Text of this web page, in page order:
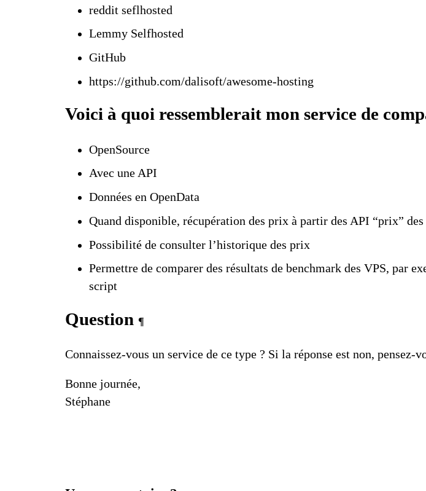
reddit seflhosted
Lemmy Selfhosted
GitHub
https://github.com/dalisoft/awesome-hosting
Voici à quoi ressemblerait mon service de
OpenSource
Avec une API
Données en OpenData
Quand disponible, récupération des prix à partir des API “prix”
Possibilité de consulter l’historique des prix
Permettre de comparer des résultats de benchmark des VPS, par
script
Question ¶
Connaissez-vous un service de ce type ? Si la réponse est non, pensez-
Bonne journée,
Stéphane